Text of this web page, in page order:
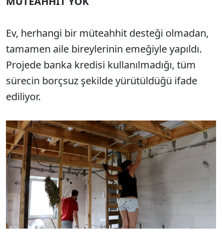
Ev, herhangi bir müteahhit desteği olmadan,
tamamen aile bireylerinin emeğiyle yapıldı.
Projede banka kredisi kullanılmadığı, tüm
sürecin borçsuz şekilde yürütüldüğü ifade
ediliyor.